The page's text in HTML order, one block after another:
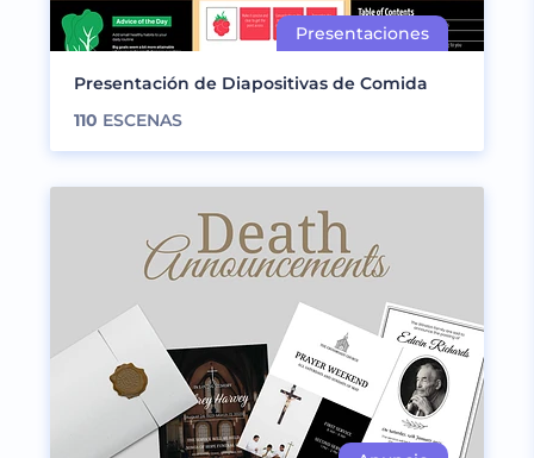
Presentación de Diapositivas de Comida
110 ESCENAS